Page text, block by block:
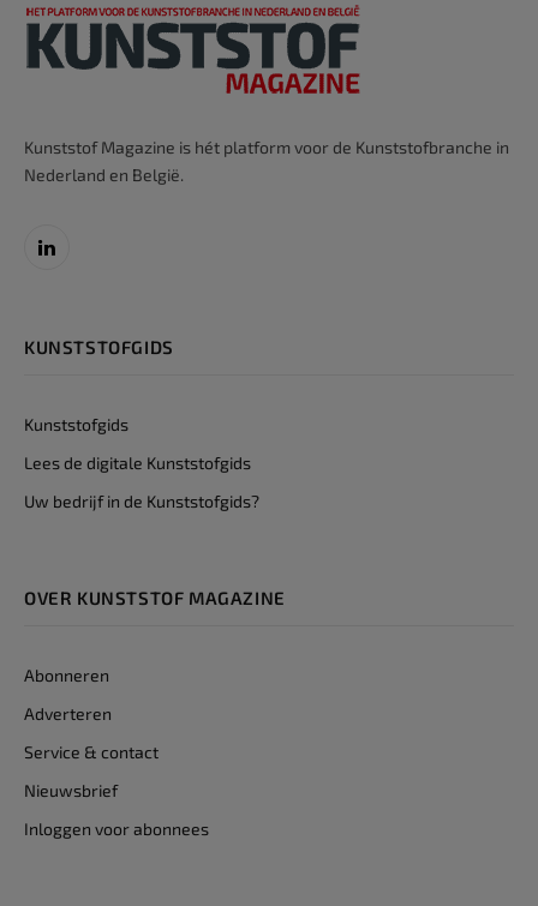
Kunststof Magazine is hét platform voor de Kunststofbranche in
Nederland en België.
LinkedIn
KUNSTSTOFGIDS
Kunststofgids
Lees de digitale Kunststofgids
Uw bedrijf in de Kunststofgids?
OVER KUNSTSTOF MAGAZINE
Abonneren
Adverteren
Service & contact
Nieuwsbrief
Inloggen voor abonnees